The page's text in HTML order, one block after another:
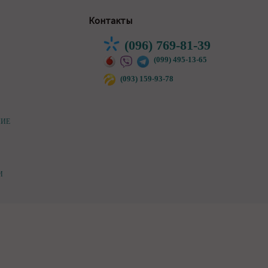
Контакты
(096) 769-81-39
(099) 495-13-65
(093) 159-93-78